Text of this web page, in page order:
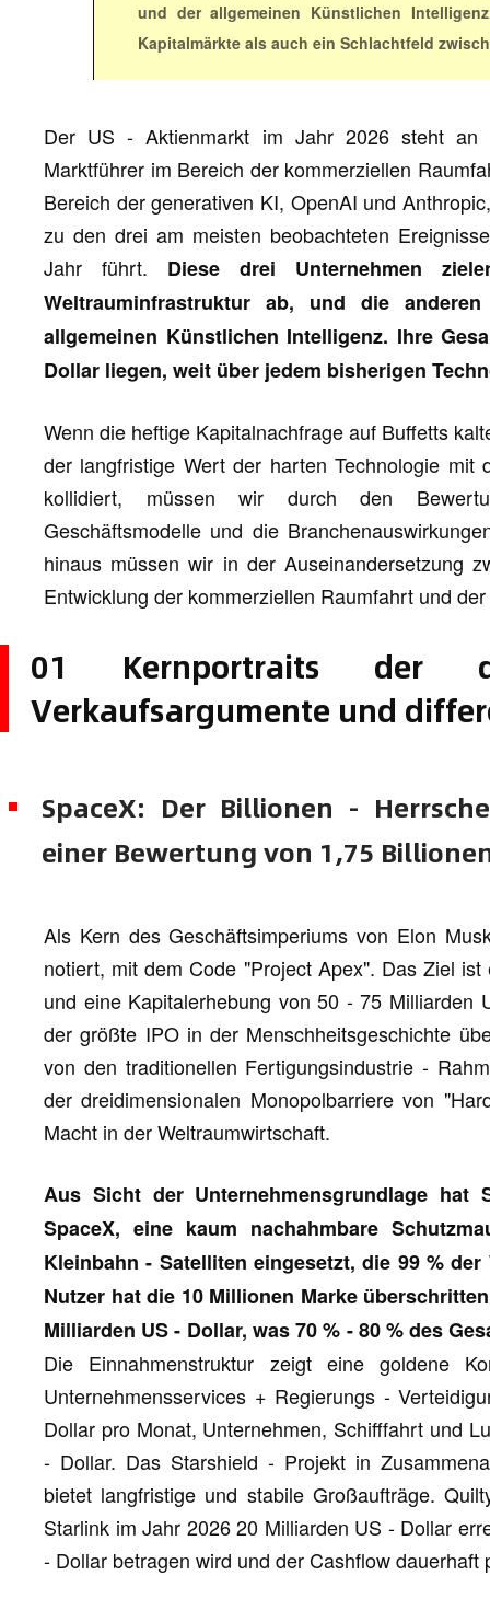
und der allgemeinen Künstlichen
Kapitalmärkte als auch ein Schlachtfeld
Der US - Aktienmarkt im Jahr 2026 steht an
Marktführer im Bereich der kommerziellen
Bereich der generativen KI, OpenAI und
zu den drei am meisten beobachteten
Jahr führt. Diese drei Unternehmen
Weltrauminfrastruktur ab, und die
allgemeinen Künstlichen Intelligenz. Ihre
Dollar liegen, weit über jedem bisherigen
Wenn die heftige Kapitalnachfrage auf Buffetts
der langfristige Wert der harten Technologie mit
kollidiert, müssen wir durch den
Geschäftsmodelle und die
hinaus müssen wir in der Auseinandersetzung
Entwicklung der kommerziellen Raumfahrt und
01 Kernportraits der
Verkaufsargumente und
SpaceX: Der Billionen -
einer Bewertung von 1,75
Als Kern des Geschäftsimperiums von Elon
notiert, mit dem Code "Project Apex". Das Ziel
und eine Kapitalerhebung von 50 - 75
der größte IPO in der Menschheitsgeschichte
von den traditionellen Fertigungsindustrie -
der dreidimensionalen Monopolbarriere von
Macht in der Weltraumwirtschaft.
Aus Sicht der Unternehmensgrundlage
SpaceX, eine kaum nachahmbare
Kleinbahn - Satelliten eingesetzt, die 99 %
Nutzer hat die 10 Millionen Marke
Milliarden US - Dollar, was 70 % - 80 % des
Die Einnahmenstruktur zeigt eine goldene
Unternehmensservices + Regierungs -
Dollar pro Monat, Unternehmen, Schifffahrt und
- Dollar. Das Starshield - Projekt in
bietet langfristige und stabile Großaufträge.
Starlink im Jahr 2026 20 Milliarden US - Dollar
- Dollar betragen wird und der Cashflow dauerhaft